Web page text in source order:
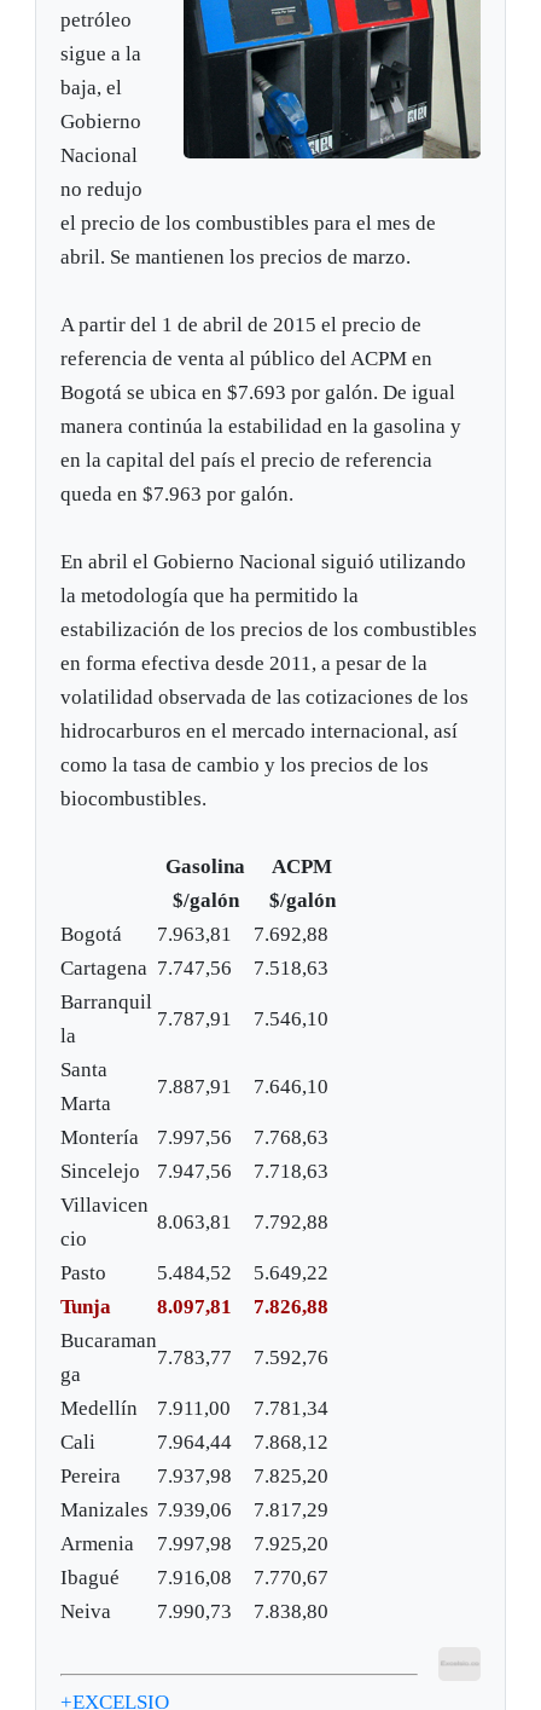
petróleo
sigue a la
baja, el
Gobierno
Nacional
no redujo
el precio de los combustibles para el mes de
abril. Se mantienen los precios de marzo.
A partir del 1 de abril de 2015 el precio de
referencia de venta al público del ACPM en
Bogotá se ubica en $7.693 por galón. De igual
manera continúa la estabilidad en la gasolina y
en la capital del país el precio de referencia
queda en $7.963 por galón.
En abril el Gobierno Nacional siguió utilizando
la metodología que ha permitido la
estabilización de los precios de los combustibles
en forma efectiva desde 2011, a pesar de la
volatilidad observada de las cotizaciones de los
hidrocarburos en el mercado internacional, así
como la tasa de cambio y los precios de los
biocombustibles.
Gasolina
$/galón
ACPM
$/galón
Bogotá
7.963,81
7.692,88
Cartagena 7.747,56
7.518,63
Barranquil
la
7.787,91 7.546,10
Santa
Marta
7.887,91 7.646,10
Montería 7.997,56
7.768,63
Sincelejo
7.947,56
7.718,63
Villavicen
cio
8.063,81 7.792,88
Pasto 5.484,52
5.649,22
Tunja
8.097,81
7.826,88
Bucaraman
ga
7.783,77 7.592,76
Medellín 7.911,00
7.781,34
Cali
7.964,44
7.868,12
Pereira
7.937,98
7.825,20
Manizales 7.939,06
7.817,29
Armenia
7.997,98
7.925,20
Ibagué
7.916,08
7.770,67
Neiva
7.990,73 7.838,80
+EXCELSIO